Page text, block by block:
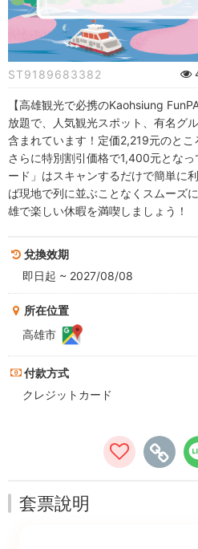
券
(Kaohsiung
FunPASS)
-
高
雄
お
も
し
ろ
カ
ー
ド
ST9189683382
【高雄観光で必携のKaohsiung
放題で、人気観光スポット、有名グ
含まれています！定価2,219元のとこ
さらに特別割引価格で1,400元とな
ード」はスキャンするだけで簡単に
ば現地で列に並ぶことなくスムーズ
雄で楽しい休暇を満喫しましょう！
兌換效期
即日起 ~ 2027/08/08
所在位置
高雄市
付款方式
クレジットカード
套票說明